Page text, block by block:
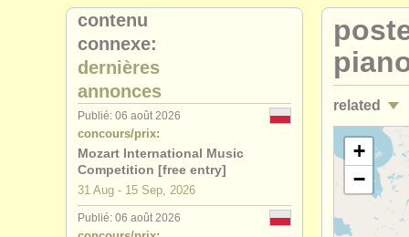
instruments à vendre instruments
annuaires:
orchestres et l'opéra conservatoires
musicalchairs:
a propos de musicalchairs contactez
éditeurs:
ajouter votre annonce find out about
related
jobs -
stages/
stages/
+
−
contenu
connexe:
dernières
annonces
Publié: 06 août 2026
concours/prix:
Mozart International Music
Competition [free entry]
31 Aug - 15 Sep, 2026
Publié: 06 août 2026